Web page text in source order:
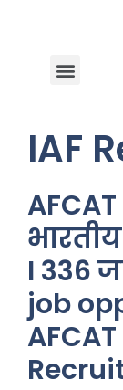
IAF
I 336
job